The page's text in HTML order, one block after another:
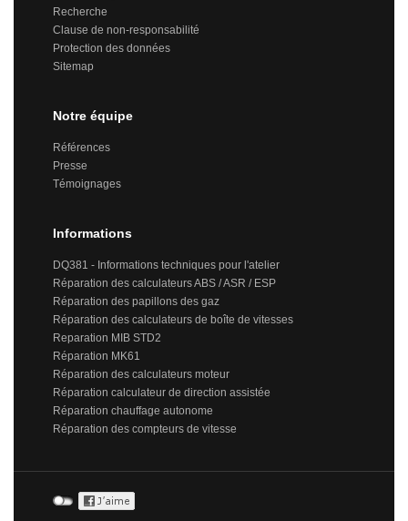
Recherche
Clause de non-responsabilité
Protection des données
Sitemap
Notre équipe
Références
Presse
Témoignages
Informations
DQ381 - Informations techniques pour l'atelier
Réparation des calculateurs ABS / ASR / ESP
Réparation des papillons des gaz
Réparation des calculateurs de boîte de vitesses
Reparation MIB STD2
Réparation MK61
Réparation des calculateurs moteur
Réparation calculateur de direction assistée
Réparation chauffage autonome
Réparation des compteurs de vitesse